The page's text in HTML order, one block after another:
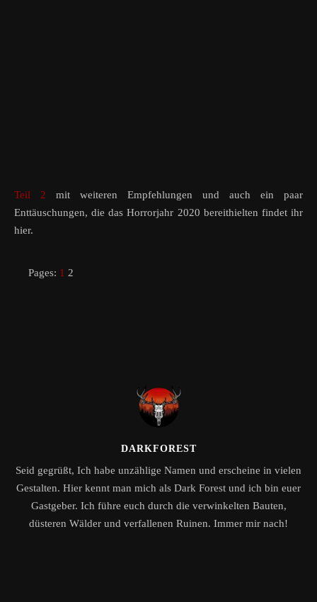
Teil 2 mit weiteren Empfehlungen und auch ein paar
Enttäuschungen, die das Horrorjahr 2020 bereithielten findet ihr
hier.
Pages: 1 2
DARKFOREST
Seid gegrüßt, Ich habe unzählige Namen und erscheine in vielen
Gestalten. Hier kennt man mich als Dark Forest und ich bin euer
Gastgeber. Ich führe euch durch die verwinkelten Bauten,
düsteren Wälder und verfallenen Ruinen. Immer mir nach!